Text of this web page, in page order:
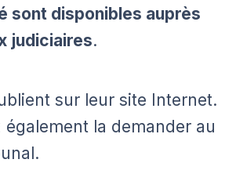
sont disponibles auprès
judiciaires.
sur leur site Internet.
la demander au